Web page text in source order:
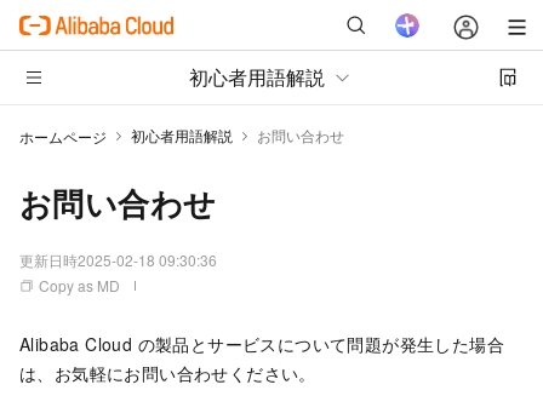
初心者用語解説
ホームページ 初心者用語解説 お問い合わせ
お問い合わせ
更新日時2025-02-18 09:30:36
Copy as MD
Alibaba Cloud の製品とサービスについて問題が発生した場合
は、お気軽にお問い合わせください。